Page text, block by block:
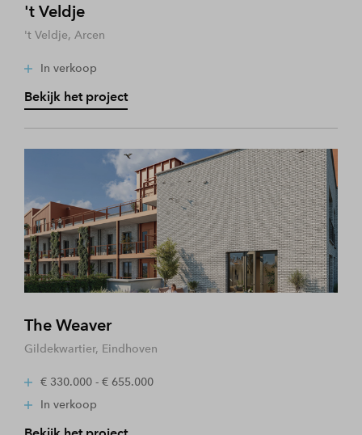
't Veldje
't Veldje, Arcen
In verkoop
Bekijk het project
The Weaver
Gildekwartier, Eindhoven
€ 330.000 - € 655.000
In verkoop